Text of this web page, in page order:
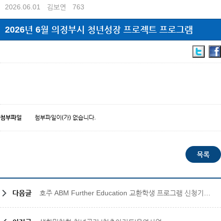
2026.06.01 김보연 763
2026년 6월 의정부시 청년성장 프로젝트 프로그램
첨부파일 첨부파일이(가) 없습니다.
다음글